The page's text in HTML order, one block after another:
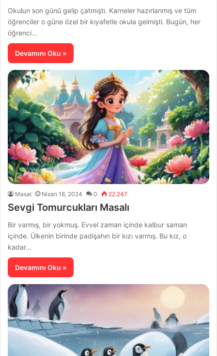
Okulun son günü gelip çatmıştı. Karneler hazırlanmış ve tüm
öğrenciler o güne özel bir kıyafetle okula gelmişti. Bugün, her
öğrenci…
Devamını Oku »
Masal Nisan 18, 2024 0 22.247
Sevgi Tomurcukları Masalı
Bir varmış, bir yokmuş. Evvel zaman içinde kalbur saman
içinde. Ülkenin birinde padişahın bir kızı varmış. Bu kız, o
kadar…
Devamını Oku »